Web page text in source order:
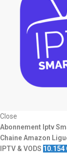
Close
Abonnement Iptv
Chaine Amazon
IPTV & VODS 10.154